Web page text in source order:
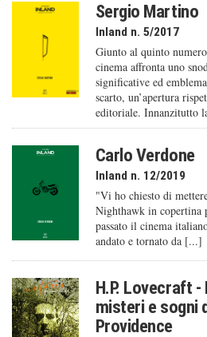
Sergio Martino
Inland n. 5/2017
Giunto al quinto
cinema affronta uno
significative ed
scarto, un’apertura
editoriale. Innanzitutto
Carlo Verdone
Inland n. 12/2019
"Vi ho chiesto di
Nighthawk in copertina
passato il cinema
andato e tornato da [...]
H.P. Lovecraft
misteri e sogni
Providence